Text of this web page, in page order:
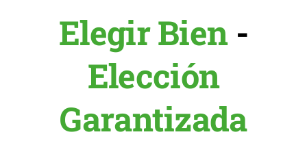
Elegir Bien -
Elección
Garantizada